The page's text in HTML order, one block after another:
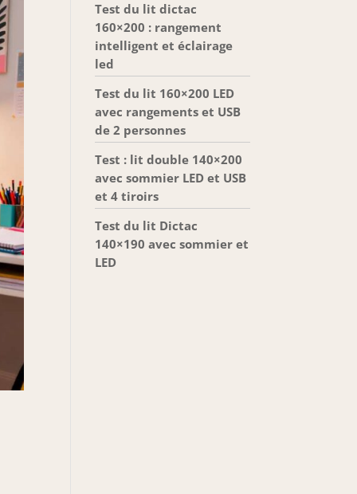
Test du lit dictac
160×200 : rangement
intelligent et éclairage
led
Test du lit 160×200 LED
avec rangements et USB
de 2 personnes
Test : lit double 140×200
avec sommier LED et USB
et 4 tiroirs
Test du lit Dictac
140×190 avec sommier et
LED